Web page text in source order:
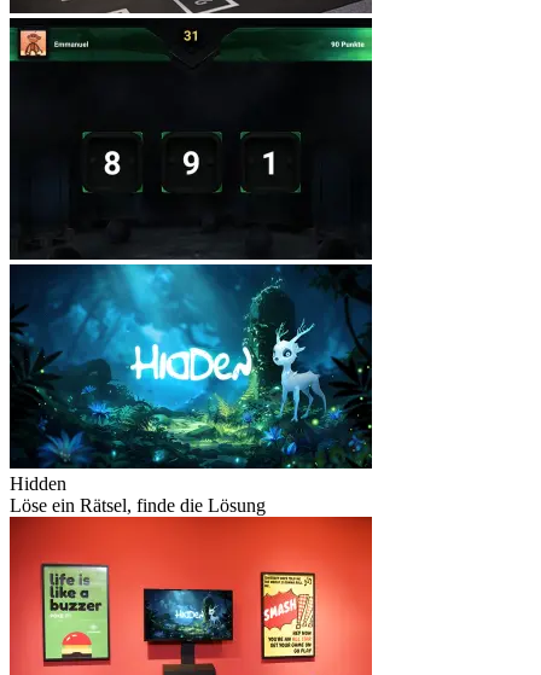
Hidden
Löse ein Rätsel, finde die Lösung